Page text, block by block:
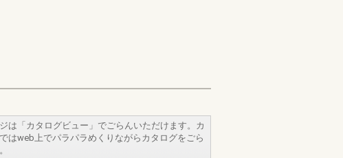
は「カタログビュー」でごらんいただけます。カ
はweb上でパラパラめくりながらカタログをごら